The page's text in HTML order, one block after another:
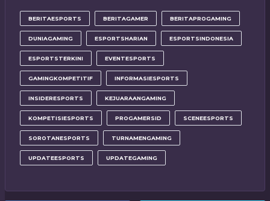
BERITAESPORTS BERITAGAMER BERITAPROGAMING
DUNIAGAMING ESPORTSHARIAN ESPORTSINDONESIA
ESPORTSTERKINI EVENTESPORTS
GAMINGKOMPETITIF INFORMASIESPORTS
INSIDERESPORTS KEJUARAANGAMING
KOMPETISIESPORTS PROGAMERSID SCENEESPORTS
SOROTANESPORTS TURNAMENGAMING
UPDATEESPORTS UPDATEGAMING